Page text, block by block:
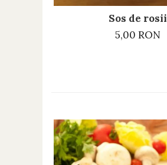
Sos de rosii
5,00 RON